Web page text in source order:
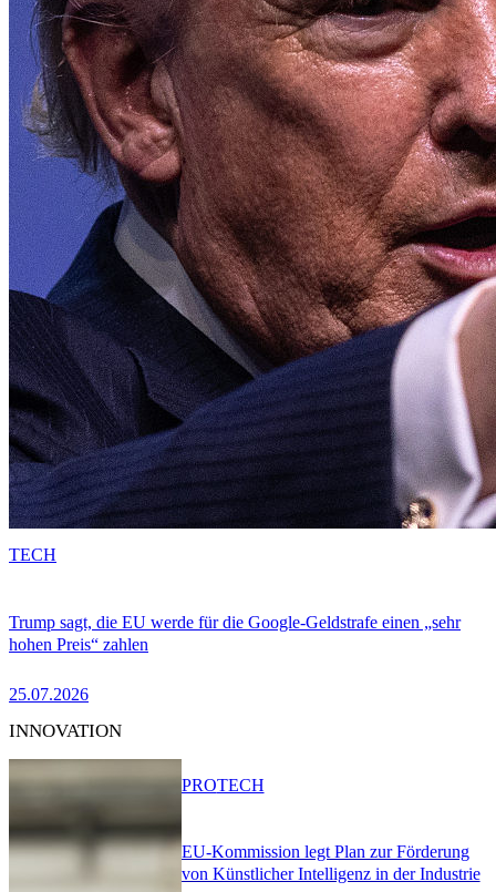
Trump sagt, die EU werde für die Google-Geldstrafe einen „sehr
hohen Preis“ zahlen
25.07.2026
TECH
INNOVATION
EU-Kommission legt Plan zur Förderung
von Künstlicher Intelligenz in der Industrie
PROTECH